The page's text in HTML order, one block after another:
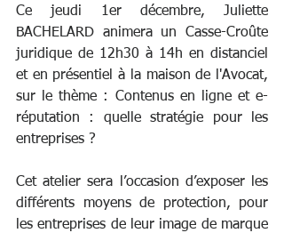
Ce jeudi 1er décembre, Juliette
BACHELARD animera un Casse-Croûte
juridique de 12h30 à 14h en distanciel
et en présentiel à la maison de l'Avocat,
sur le thème : Contenus en ligne et e-
réputation : quelle stratégie pour les
entreprises ?
Cet atelier sera l’occasion d’exposer les
différents moyens de protection, pour
les entreprises de leur image de marque